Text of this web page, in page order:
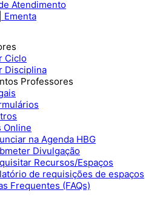
Atendimento
Ementa
Ciclo
Disciplina
Professores
Online
na Agenda HBG
Divulgação
Recursos/Espaços
de requisições de espaços
Frequentes (FAQs)